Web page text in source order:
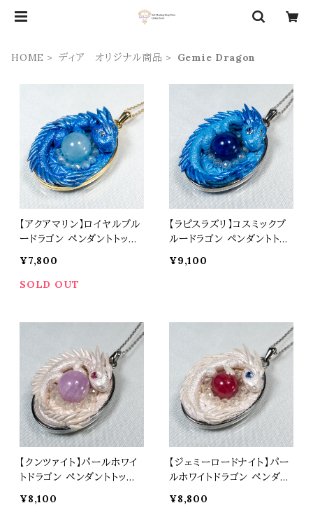
HOME ディア オリジナル商品 Gemie Dragon
【アクアマリン】ロイヤルブル
ードラゴン ペンダントトップ
然石 パワーストーン t0576
¥7,800
SOLD OUT
【ラピスラズリ】コスミックブ
ルードラゴン ペンダントトッ
天然石 パワーストーン t05
¥9,100
【クンツァイト】パールホワイ
トドラゴン ペンダントトップ
然石 パワーストーン t0573
¥8,100
【ジェミーロードナイト】パー
ルホワイトドラゴン ペンダン
リー 天然石 パワーストーン
¥8,800